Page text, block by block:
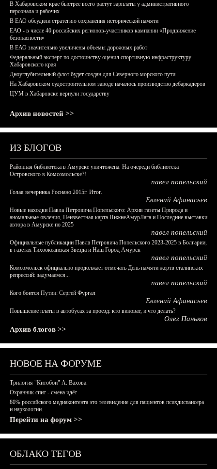
В Хабаровском крае быстрее всего растут зарплаты у административного
персонала и рабочих
В ЕАО обсудили стратегию сохранения исторической памяти
ЕАО - в числе 40 российских регионов-участников кампании «Продвижение
безопасности»
В ЕАО значительно увеличены объемы дорожных работ
Федеральный эксперт по достоинству оценил спортивную инфраструктуру
Хабаровского края
Дноуглубительный флот будет создан для Северного морского пути
На Хабаровском судостроительном заводе началось производство дебаркадеров
ЦУМ в Хабаровске вернули государству
Архив новостей >>
ИЗ БЛОГОВ
Районная библиотека в Амурске уничтожена. На очереди библиотека
Островского в Комсомольске?!
павел попельский
Голая вечеринка Роснано 2015г. Итог.
Евгений Афанасьев
Новые находки Павла Петровича Попельского: Архив газеты Природа и
аномальные явления, Неизвестная карта НижнеАмурЛага и Последние выставки
автора в Амурске по 2025
павел попельский
Официальные публикации Павла Петровича Попельского 2023-2025 в Болгарии,
в газетах Тихоокеанская Звезда и Наш Город Амурск
павел попельский
Комсомольск официально продолжает отмечать День памяти жертв сталинских
репрессий: задумаемся...
павел попельский
Кого боится Путин: Сергей Фургал
Евгений Афанасьев
Повышение платы в автобусах за проезд: кто виноват, и что делать?
Олег Паньков
Архив блогов >>
НОВОЕ НА ФОРУМЕ
Трилогия "Китобои" А. Вахова.
Охранник спит - смена идёт
80% российского медиаконтента это телевидение для пациентов психдиспансера
и наркологии.
Перейти на форум >>
ОБЛАКО ТЕГОВ